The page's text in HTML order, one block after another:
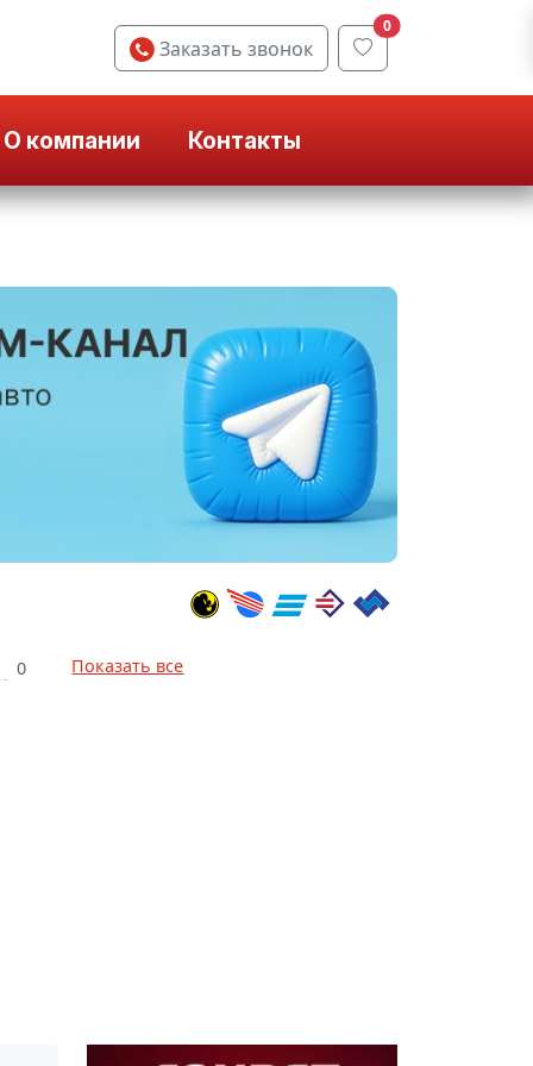
Заказать звонок
0
О компании Контакты
0 Показать все